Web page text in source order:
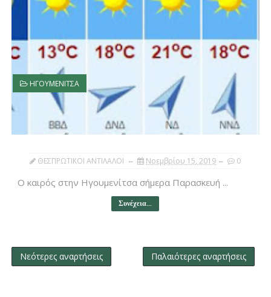
ΗΓΟΥΜΕΝΙΤΣΑ
ΘΕΣΠΡΩΤΙΚΟΙ ΑΝΤΙΛΑΛΟΙ Νοεμβρίου 15, 2019 0
Ο καιρός στην Ηγουμενίτσα σήμερα Παρασκευή ...
Συνέχεια...
Νεότερες αναρτήσεις Παλαιότερες αναρτήσεις